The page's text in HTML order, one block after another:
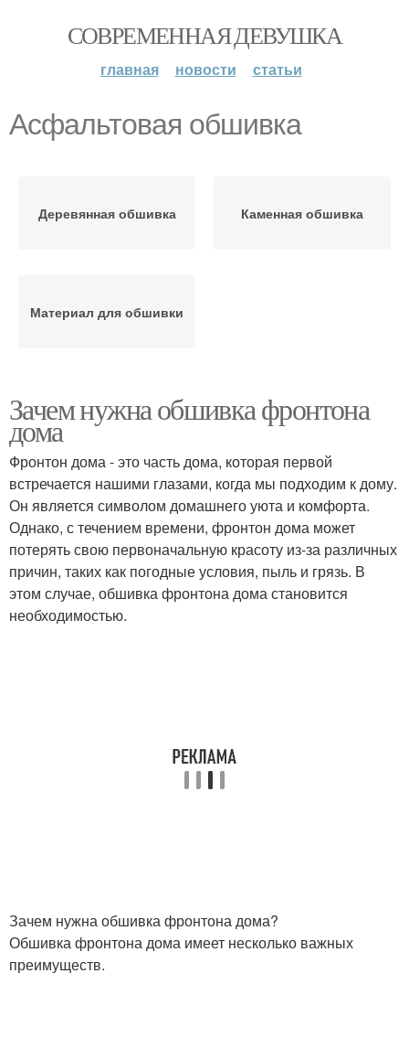
СОВРЕМЕННАЯ ДЕВУШКА
главная новости статьи
Асфальтовая обшивка
Деревянная обшивка Каменная обшивка
Материал для обшивки
Зачем нужна обшивка фронтона
дома
Фронтон дома - это часть дома, которая первой
встречается нашими глазами, когда мы подходим к дому.
Он является символом домашнего уюта и комфорта.
Однако, с течением времени, фронтон дома может
потерять свою первоначальную красоту из-за различных
причин, таких как погодные условия, пыль и грязь. В
этом случае, обшивка фронтона дома становится
необходимостью.
Зачем нужна обшивка фронтона дома?
Обшивка фронтона дома имеет несколько важных
преимуществ.